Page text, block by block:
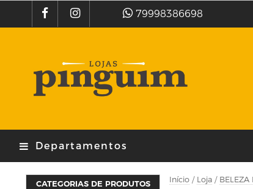
79998386698
Departamentos
Início / Loja / BELEZA
CATEGORIAS DE PRODUTOS